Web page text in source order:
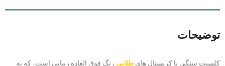
توضیحات
کلسیت سنگی با کریستال های طلایی رنگ فوق العاده زیبایی است، که به